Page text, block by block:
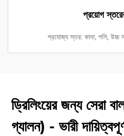
প্রয়োগ
প্রযোজ্য স্তর: কাদা, পলি, উচ্চ
ড্রিলিংয়ের জন্য
গ্যালন) - ভারী